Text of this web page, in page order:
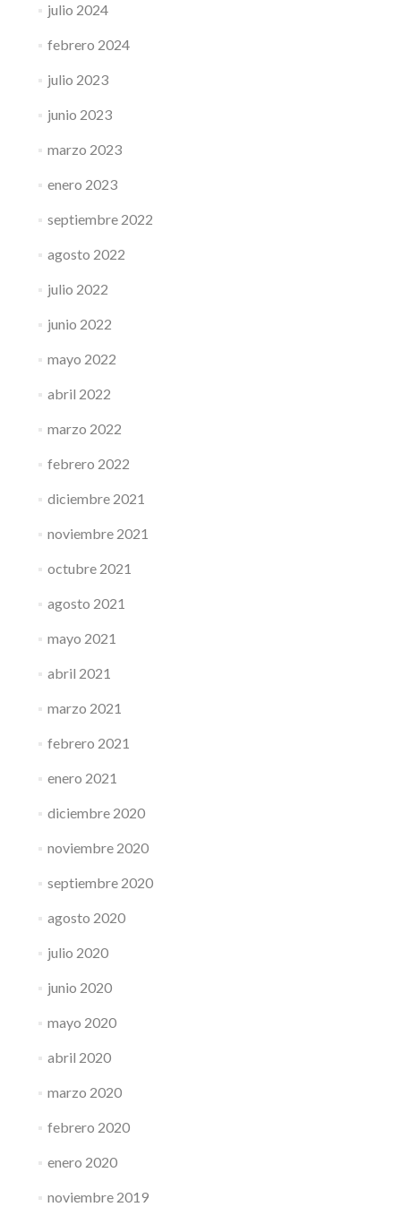
julio 2024
febrero 2024
julio 2023
junio 2023
marzo 2023
enero 2023
septiembre 2022
agosto 2022
julio 2022
junio 2022
mayo 2022
abril 2022
marzo 2022
febrero 2022
diciembre 2021
noviembre 2021
octubre 2021
agosto 2021
mayo 2021
abril 2021
marzo 2021
febrero 2021
enero 2021
diciembre 2020
noviembre 2020
septiembre 2020
agosto 2020
julio 2020
junio 2020
mayo 2020
abril 2020
marzo 2020
febrero 2020
enero 2020
noviembre 2019